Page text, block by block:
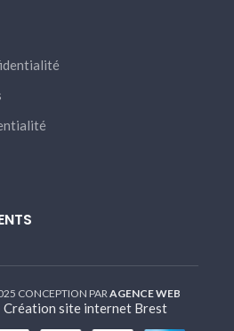
CONCEPTION PARAGENCE WEB
Création site internet Brest